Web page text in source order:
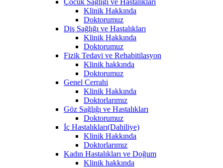
Klinik Hakkında
Doktorumuz
Diş Sağlığı ve Hastalıkları
Klinik Hakkında
Doktorumuz
Fizik Tedavi ve Rehabitilasyon
Klinik hakkında
Doktorumuz
Genel Cerrahi
Klinik Hakkında
Doktorlarımız
Göz Sağlığı ve Hastalıkları
Doktorumuz
İç Hastalıkları(Dahiliye)
Klinik Hakkında
Doktorlarımız
Kadın Hastalıkları ve Doğum
Klinik hakkında